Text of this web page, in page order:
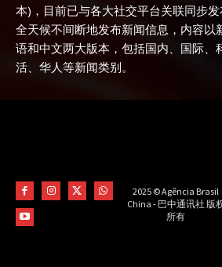
本)，目前已与各大社交平台关联同步发
全天候不间断地发布新闻信息，内容以
语和中文两大版本，包括国内、国际、
活、华人等新闻类别。
2025 © Agência Brasil
China - 巴中通讯社 版
所有